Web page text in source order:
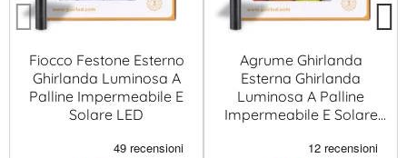
Fiocco Festone Esterno
Ghirlanda Luminosa A
Palline Impermeabile E
Solare LED
Agrume Ghirlanda
Esterna Ghirlanda
Luminosa A Palline
Impermeabile E Solare